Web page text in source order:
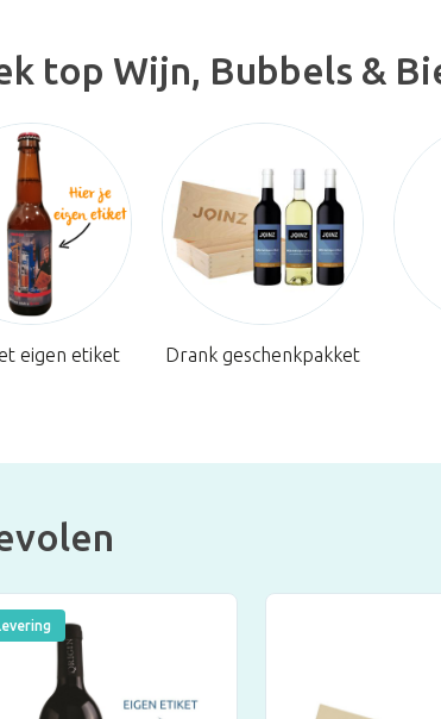
top Wijn, Bubbels &
eigen etiket Drank geschenkpakket